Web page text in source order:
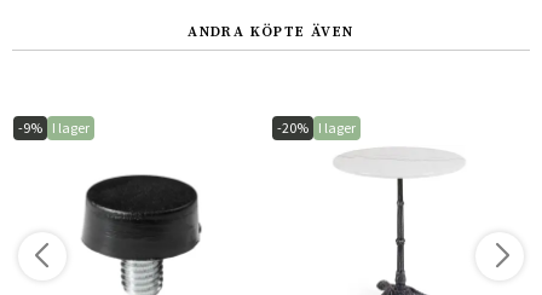
ANDRA KÖPTE ÄVEN
-9% I lager -20% I lager